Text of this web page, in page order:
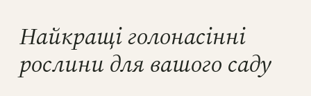
Найкращі голонасінні
рослини для вашого саду